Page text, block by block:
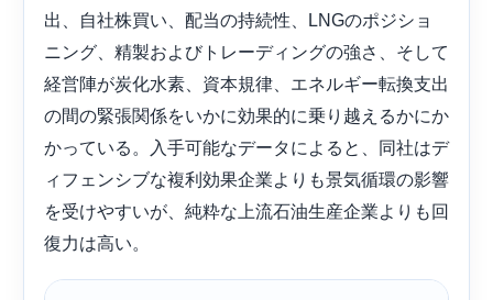
出、自社株買い、配当の持続性、LNGのポジショ
ニング、精製およびトレーディングの強さ、そして
経営陣が炭化水素、資本規律、エネルギー転換支出
の間の緊張関係をいかに効果的に乗り越えるかにか
かっている。入手可能なデータによると、同社はデ
ィフェンシブな複利効果企業よりも景気循環の影響
を受けやすいが、純粋な上流石油生産企業よりも回
復力は高い。